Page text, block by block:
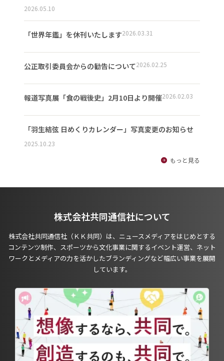
2026.05.10
「世界年鑑」を休刊いたします2026.03.31
公正取引委員会からの勧告について2026.02.25
報道写真展「食の戦後史」2月10日より開催2026.02.03
「羽生結弦 日めくりカレンダー」写真変更のお知らせ
2025.10.23
もっと見る
株式会社共同通信社について
株式会社共同通信社（ＫＫ共同）は、ニュースメディアをはじめとする
コンテンツ制作、スポーツから文化事業に関するイベント運営、ネット
ワークとメディアの力を活かしたブランディングなど幅広い事業を展開
しています。